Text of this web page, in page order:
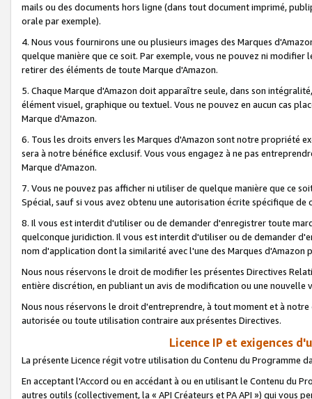
mails ou des documents hors ligne (dans tout document imprimé,
orale par exemple).
4. Nous vous fournirons une ou plusieurs images des Marques
quelque manière que ce soit. Par exemple, vous ne pouvez ni
retirer des éléments de toute Marque d'Amazon.
5. Chaque Marque d'Amazon doit apparaître seule, dans son
élément visuel, graphique ou textuel. Vous ne pouvez en aucun cas
Marque d'Amazon.
6. Tous les droits envers les Marques d'Amazon sont notre propriété
sera à notre bénéfice exclusif. Vous vous engagez à ne pas
Marque d'Amazon.
7. Vous ne pouvez pas afficher ni utiliser de quelque manière que ce
Spécial, sauf si vous avez obtenu une autorisation écrite spécifique de
8. Il vous est interdit d'utiliser ou de demander d'enregistrer toute
quelconque juridiction. Il vous est interdit d'utiliser ou de demander
nom d'application dont la similarité avec l'une des Marques
Nous nous réservons le droit de modifier les présentes Directives
entière discrétion, en publiant un avis de modification ou une nouvelle
Nous nous réservons le droit d'entreprendre, à tout moment et à
autorisée ou toute utilisation contraire aux présentes Directives.
Licence IP et exigences
La présente Licence régit votre utilisation du Contenu du Programme
En acceptant l'Accord ou en accédant à ou en utilisant le Contenu du
autres outils (collectivement, la « API Créateurs et PA API ») qui vous